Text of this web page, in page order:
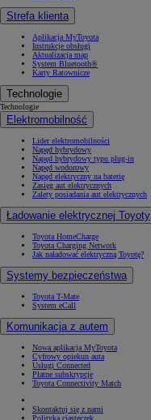
Strefa klienta
Aplikacja MyToyota
Instrukcje obsługi
Aktualizacja map
System Bluetooth®
Karty Ratownicze
Technologie
Technologie
Elektromobilność
Lider elektromobilności
Napęd hybrydowy
Napęd hybrydowy typu plug-in
Napęd wodorowy
Napęd elektryczny na baterię
Zasięg aut elektrycznych
Zalety posiadania aut elektrycznych
Ładowanie elektrycznej Toyoty
Toyota HomeCharge
Toyota Charging Network
Jak naładować elektryczną Toyotę?
Systemy bezpieczeństwa
Toyota T-Mate
System eCall
Komunikacja z autem
Nowa aplikacja MyToyota
Cyfrowy opiekun auta
Usługi Connected
Płatne subskrypcje
Toyota Connectivity Match
Skontaktuj się z nami
Polityka ciasteczek